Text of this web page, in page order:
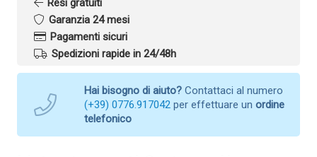
Resi gratuiti
Garanzia 24 mesi
Pagamenti sicuri
Spedizioni rapide in 24/48h
Hai bisogno di aiuto? Contattaci al numero
(+39) 0776.917042 per effettuare un ordine
telefonico